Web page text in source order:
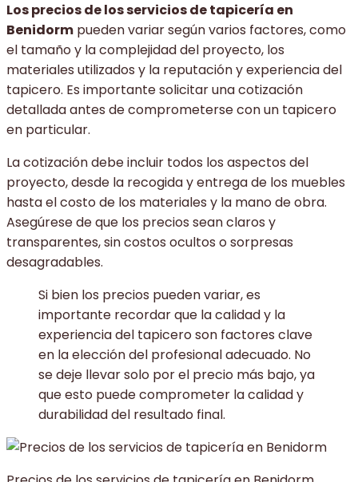
Los precios de los servicios de tapicería en
Benidorm pueden variar según varios factores, como
el tamaño y la complejidad del proyecto, los
materiales utilizados y la reputación y experiencia del
tapicero. Es importante solicitar una cotización
detallada antes de comprometerse con un tapicero
en particular.
La cotización debe incluir todos los aspectos del
proyecto, desde la recogida y entrega de los muebles
hasta el costo de los materiales y la mano de obra.
Asegúrese de que los precios sean claros y
transparentes, sin costos ocultos o sorpresas
desagradables.
Si bien los precios pueden variar, es
importante recordar que la calidad y la
experiencia del tapicero son factores clave
en la elección del profesional adecuado. No
se deje llevar solo por el precio más bajo, ya
que esto puede comprometer la calidad y
durabilidad del resultado final.